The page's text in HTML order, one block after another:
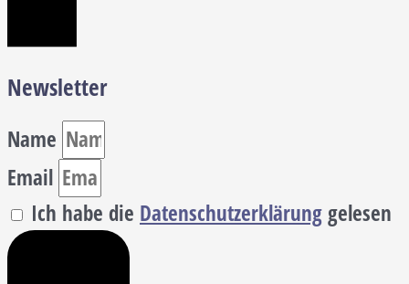
Newsletter
Name
Email
Ich habe die Datenschutzerklärunggelesen